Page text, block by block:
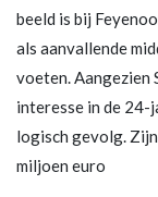
beeld is bij
als aanvallende
voeten. Aangezien
interesse in de 24-
logisch gevolg.
miljoen euro